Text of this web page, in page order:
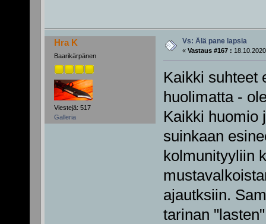
Hra K
Baarikärpänen
Viestejä: 517
Galleria
Vs: Älä pane lapsia
« Vastaus #167 :
Kaikki suhteet
huolimatta -
Kaikki huomio
suinkaan
kolmunityyliin
ajautksiin.
tarinan